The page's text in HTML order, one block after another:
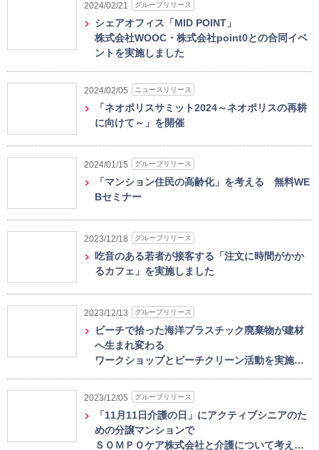
2024/02/21 グループリリース
シェアオフィス「MID POINT」
株式会社WOOC・株式会社point0との合同イベ
ントを実施しました
2024/02/05 ニュースリリース
「ネオポリスサミット2024～ネオポリスの再耕
に向けて～」を開催
2024/01/15 グループリリース
「マンション住民の高齢化」を考える 無料WE
Bセミナー
2023/12/18 グループリリース
吃音のある若者が接客する「注文に時間がかか
るカフェ」を実施しました
2023/12/13 グループリリース
ビーチで拾った海洋プラスチック廃棄物が建材
へ生まれ変わる
ワークショップとビーチクリーン活動を実施…
2023/12/05 グループリリース
「11月11日介護の日」にアクティブシニアのた
めの分譲マンションで
ＳＯＭＰＯケア株式会社と介護について考え…